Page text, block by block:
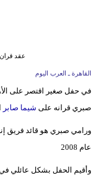
عقد قران
القاهرة ـ العرب اليوم
في حفل صغير اقتصر على
صبري قرانه على شيما صابر
ورامي صبري هو قائد فريق
عام 2008
وأقيم الحفل بشكل عائلي